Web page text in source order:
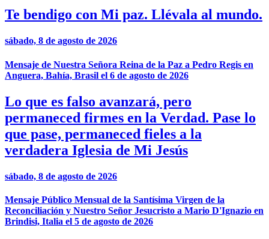
Te bendigo con Mi paz. Llévala al mundo.
sábado, 8 de agosto de 2026
Mensaje de Nuestra Señora Reina de la Paz a Pedro Regis en
Anguera, Bahía, Brasil el 6 de agosto de 2026
Lo que es falso avanzará, pero
permaneced firmes en la Verdad. Pase lo
que pase, permaneced fieles a la
verdadera Iglesia de Mi Jesús
sábado, 8 de agosto de 2026
Mensaje Público Mensual de la Santísima Virgen de la
Reconciliación y Nuestro Señor Jesucristo a Mario D'Ignazio en
Brindisi, Italia el 5 de agosto de 2026